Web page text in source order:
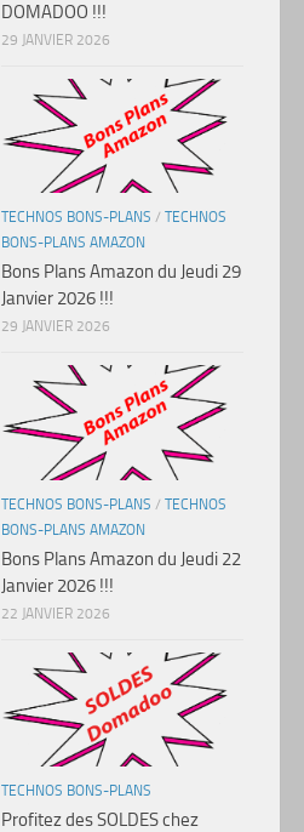
DOMADOO !!!
29 JANVIER 2026
TECHNOS BONS-PLANS / TECHNOS
BONS-PLANS AMAZON
Bons Plans Amazon du Jeudi 29
Janvier 2026 !!!
29 JANVIER 2026
TECHNOS BONS-PLANS / TECHNOS
BONS-PLANS AMAZON
Bons Plans Amazon du Jeudi 22
Janvier 2026 !!!
22 JANVIER 2026
TECHNOS BONS-PLANS
Profitez des SOLDES chez